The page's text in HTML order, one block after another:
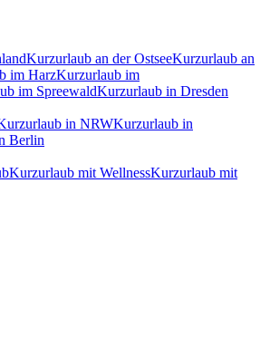
Kurzurlaub an der OstseeKurzurlaub an
im HarzKurzurlaub im
im SpreewaldKurzurlaub in Dresden
in NRWKurzurlaub in
Berlin
Kurzurlaub mit WellnessKurzurlaub mit